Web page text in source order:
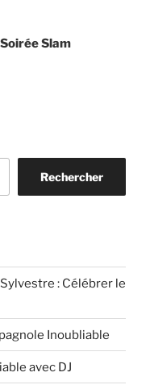
Slam
Rechercher
: Célébrer le
Inoubliable
avec DJ